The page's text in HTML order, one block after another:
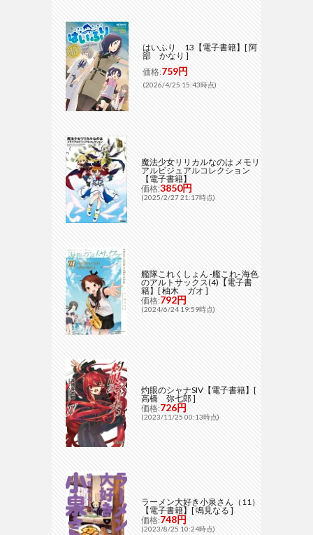
はいふり 13【電子書籍】[ 阿
部 かなり ]
価格:759円
(2026/4/25 15:43時点)
魔法少女リリカルなのは メモリ
アルビジュアルコレクション
【電子書籍】
価格:3850円
(2025/2/27 21:17時点)
艦隊これくしょん -艦これ- 海色
のアルトサックス(4)【電子書
籍】[ 柚木 ガオ ]
価格:792円
(2024/6/24 19:59時点)
灼眼のシャナSIV【電子書籍】[
高橋 弥七郎 ]
価格:726円
(2023/11/25 00:13時点)
ラーメン大好き小泉さん（11）
【電子書籍】[ 鳴見なる ]
価格:748円
(2023/8/25 10:24時点)